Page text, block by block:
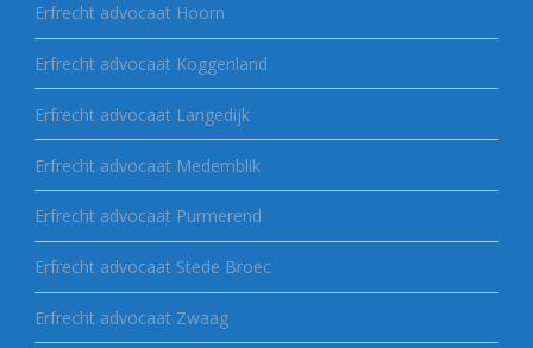
Erfrecht advocaat Hoorn
Erfrecht advocaat Koggenland
Erfrecht advocaat Langedijk
Erfrecht advocaat Medemblik
Erfrecht advocaat Purmerend
Erfrecht advocaat Stede Broec
Erfrecht advocaat Zwaag